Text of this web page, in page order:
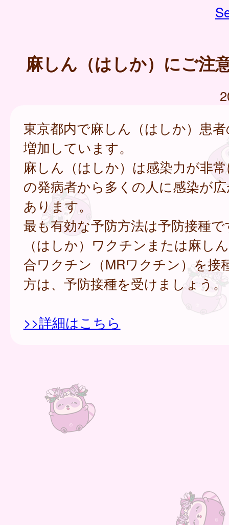
麻しん（はしか）にご注
東京都内で麻しん（はしか）患
増加しています。
麻しん（はしか）は感染力が非
の発病者から多くの人に感染が
あります。
最も有効な予防方法は予防接種
（はしか）ワクチンまたは麻し
合ワクチン（MRワクチン）を接
方は、予防接種を受けましょう。
>>詳細はこちら